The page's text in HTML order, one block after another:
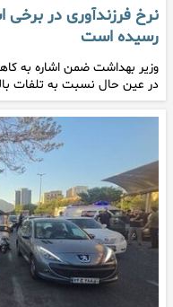
رسیده است
وزیر بهداشت ضمن اشاره به
در عین حال نسبت به تلفات